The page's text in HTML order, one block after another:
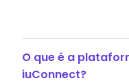
O que é a
iuConnect?